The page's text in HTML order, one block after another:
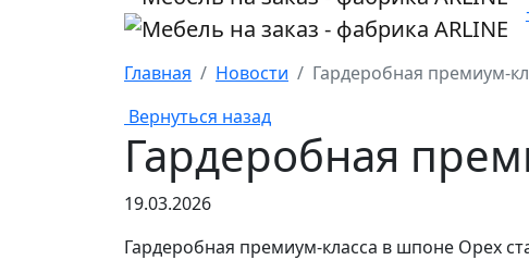
Главная
Новости
Гардеробная премиум-
Вернуться назад
Гардеробная
19.03.2026
Гардеробная премиум-класса в шпоне Орех